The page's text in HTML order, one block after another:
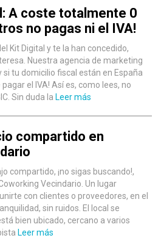
A coste totalmente 0
no pagas ni el IVA!
Kit Digital y te la han concedido,
Nuestra agencia de marketing
tu domicilio fiscal están en España
el IVA! Así es, como lees, no
Sin duda la Leer más
compartido en
compartido, ¡no sigas buscando!,
Vecindario. Un lugar
con clientes o proveedores, en el
sin ruidos. El local se
bien ubicado, cercano a varios
Leer más